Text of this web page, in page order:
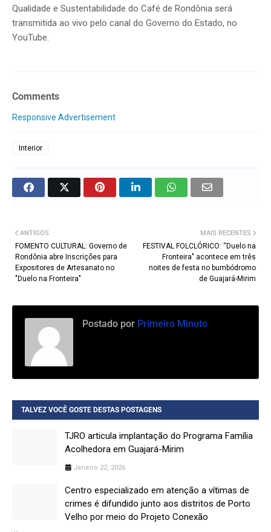
Qualidade e Sustentabilidade do Café de Rondônia será
transmitida ao vivo pelo canal do Governo do Estado, no
YouTube.
Comments
Responsive Advertisement
Interior
MAIS RECENTES
FESTIVAL FOLCLÓRICO: “Duelo na
Fronteira" acontece em três
noites de festa no bumbódromo
de Guajará-Mirim
ANTIGOS
FOMENTO CULTURAL: Governo de
Rondônia abre Inscrições para
Expositores de Artesanato no
"Duelo na Fronteira"
Postado por Primeiro Minuto
TALVEZ VOCÊ GOSTE DESTAS POSTAGENS
TJRO articula implantação do Programa Família
Acolhedora em Guajará-Mirim
Janeiro 22, 2026
Centro especializado em atenção a vítimas de
crimes é difundido junto aos distritos de Porto
Velho por meio do Projeto Conexão